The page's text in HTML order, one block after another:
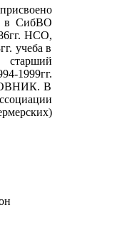
в СибВО
НСО,
учеба в
1999гг.
В